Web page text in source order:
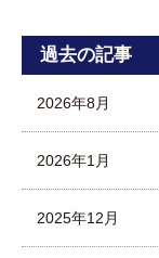
過去の記事
2026年8月
2026年1月
2025年12月